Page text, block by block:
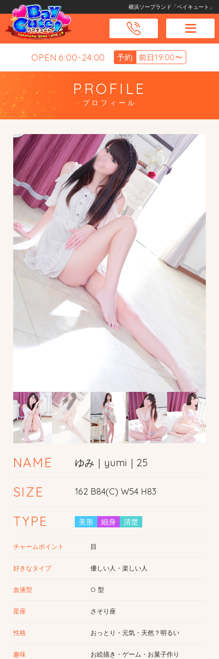
横浜ソープランド「ベイキュート」
OPEN.6:00-24:00 予約 前日19:00〜
PROFILE
プロフィール
NAME ゆみ｜yumi｜25
SIZE 162 B84(C) W54 H83
TYPE 美形 細身 清楚
チャームポイント 目
好きなタイプ 優しい人・楽しい人
血液型 O 型
星座 さそり座
性格 おっとり・元気・天然？明るい
趣味 お絵描き・ゲーム・お菓子作り